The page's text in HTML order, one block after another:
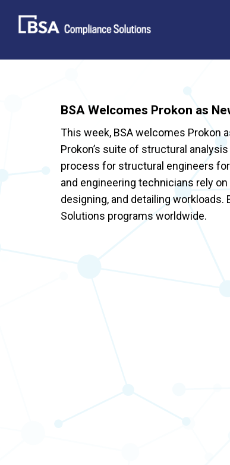
content
BSA Welcomes Prokon as
This week, BSA welcomes Prokon
Prokon’s suite of structural
process for structural engineers
and engineering technicians rely
designing, and detailing
Solutions programs worldwide.